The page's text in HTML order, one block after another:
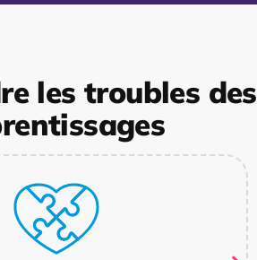
les troubles des